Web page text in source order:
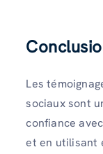
Les
sociaux sont
confiance
et en utilisant